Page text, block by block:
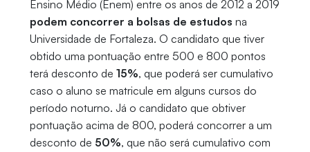
Ensino Médio (Enem) entre os anos de 2012 a 2019
podem concorrer a bolsas de estudos na
Universidade de Fortaleza. O candidato que tiver
obtido uma pontuação entre 500 e 800 pontos
terá desconto de 15%, que poderá ser cumulativo
caso o aluno se matricule em alguns cursos do
período noturno. Já o candidato que obtiver
pontuação acima de 800, poderá concorrer a um
desconto de 50%, que não será cumulativo com